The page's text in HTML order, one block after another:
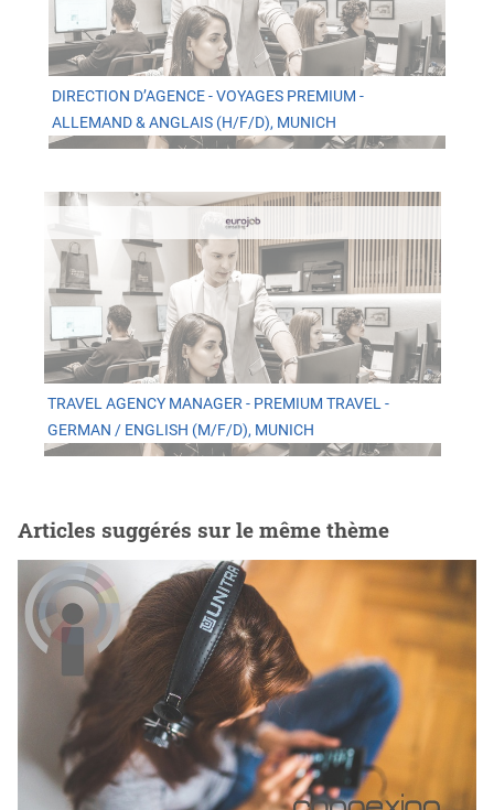
DIRECTION D’AGENCE - VOYAGES PREMIUM -
ALLEMAND & ANGLAIS (H/F/D), MUNICH
TRAVEL AGENCY MANAGER - PREMIUM TRAVEL -
GERMAN / ENGLISH (M/F/D), MUNICH
Articles suggérés sur le même thème